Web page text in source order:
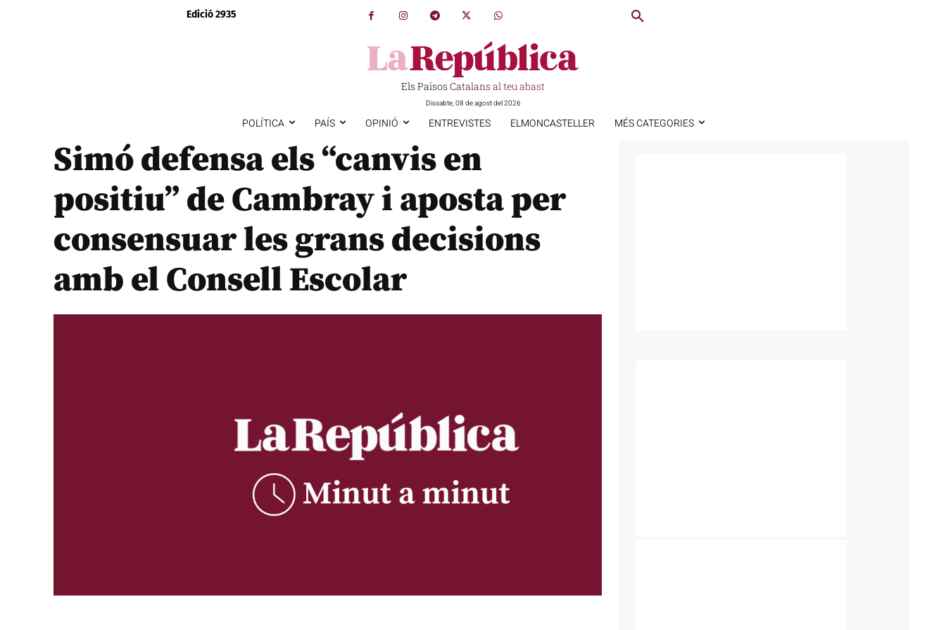
Edició 2935
Els Països Catalans al teu abast
Dissabte, 08 de agost del 2026
POLÍTICA PAÍS OPINIÓ ENTREVISTES ELMONCASTELLER MÉS CATEGORIES
Simó defensa els “canvis en
positiu” de Cambray i aposta per
consensuar les grans decisions
amb el Consell Escolar